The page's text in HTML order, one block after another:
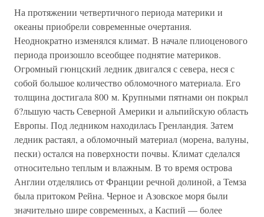
На протяжении четвертичного периода материки и
океаны приобрели современные очертания.
Неоднократно изменялся климат. В начале плиоценового
периода произошло всеобщее поднятие материков.
Огромный гюнцский ледник двигался с севера, неся с
собой большое количество обломочного материала. Его
толщина достигала 800 м. Крупными пятнами он покрыл
б?льшую часть Северной Америки и альпийскую область
Европы. Под ледником находилась Гренландия. Затем
ледник растаял, а обломочный материал (морена, валуны,
пески) остался на поверхности почвы. Климат сделался
относительно теплым и влажным. В то время острова
Англии отделялись от Франции речной долиной, а Темза
была притоком Рейна. Черное и Азовское моря были
значительно шире современных, а Каспий — более